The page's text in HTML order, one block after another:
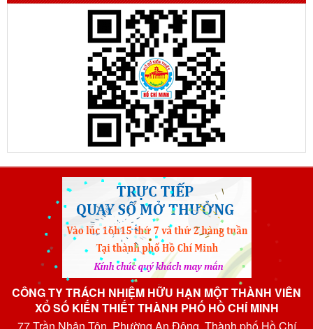
CÔNG TY TRÁCH NHIỆM HỮU HẠN MỘT THÀNH VIÊN
XỔ SỐ KIẾN THIẾT THÀNH PHỐ HỒ CHÍ MINH